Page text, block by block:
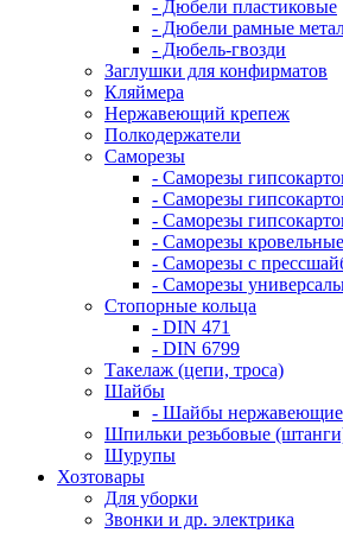
- Дюбели пластиковые
- Дюбели рамные
- Дюбель-гвозди
Заглушки для конфирматов
Кляймера
Нержавеющий крепеж
Полкодержатели
Саморезы
- Саморезы
- Саморезы
- Саморезы
- Саморезы кровельные
- Саморезы с
- Саморезы
Стопорные кольца
- DIN 471
- DIN 6799
Такелаж (цепи, троса)
Шайбы
- Шайбы нержавеющие
Шпильки резьбовые
Шурупы
Хозтовары
Для уборки
Звонки и др. электрика